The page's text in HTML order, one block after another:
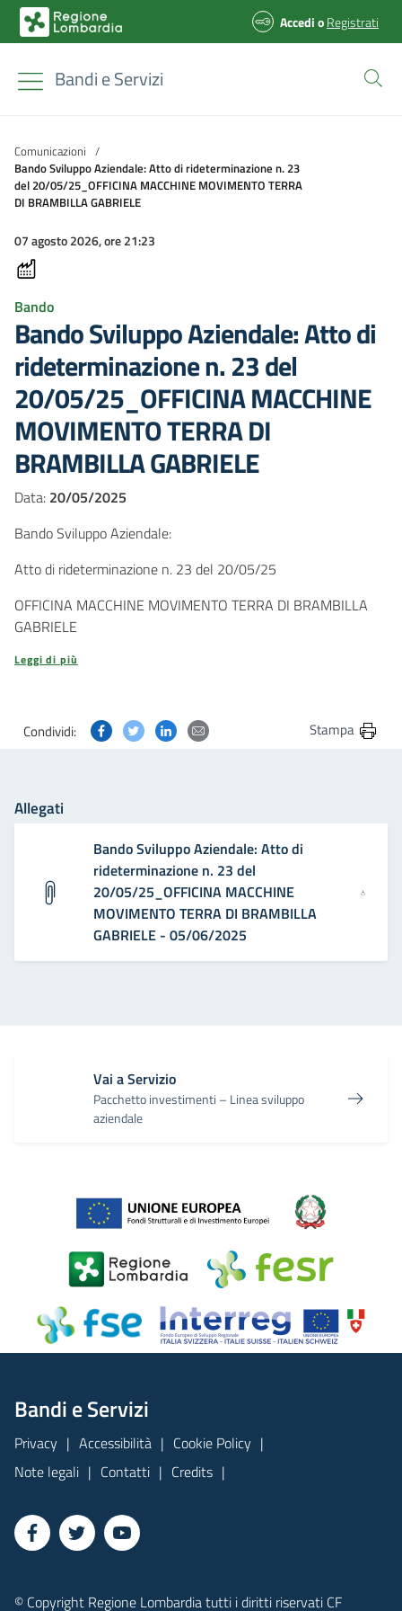
AccedioRegistrati
Bandi e Servizi
Comunicazioni /
Bando Sviluppo Aziendale: Atto di rideterminazione n. 23
del 20/05/25_OFFICINA MACCHINE MOVIMENTO TERRA
DI BRAMBILLA GABRIELE
07 agosto 2026, ore 21:23
Bando
Bando Sviluppo Aziendale: Atto di
rideterminazione n. 23 del
20/05/25_OFFICINA MACCHINE
MOVIMENTO TERRA DI
BRAMBILLA GABRIELE
Data: 20/05/2025
Bando Sviluppo Aziendale:
Atto di rideterminazione n. 23 del 20/05/25
OFFICINA MACCHINE MOVIMENTO TERRA DI BRAMBILLA
GABRIELE
Leggi di più
Condividi: Condividi questa pagina su Facebook
Condividi questa pagina su Twitter
Condividi questa pagina su Linkedin
Condividi questa pagina via
Stampa
Allegati
Bando Sviluppo Aziendale: Atto di
rideterminazione n. 23 del
20/05/25_OFFICINA MACCHINE
MOVIMENTO TERRA DI BRAMBILLA
GABRIELE - 05/06/2025
Vai a Servizio
Pacchetto investimenti – Linea sviluppo
aziendale
Bandi e Servizi
Privacy Accessibilità
Cookie Policy
Note legali
Contatti Credits
© Copyright Regione Lombardia tutti i diritti riservati CF